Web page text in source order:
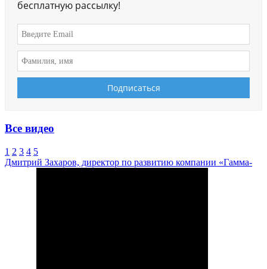
бесплатную рассылку!
Все видео
1 2 3 4 5
Дмитрий Захаров, директор по развитию компании «Гамма-